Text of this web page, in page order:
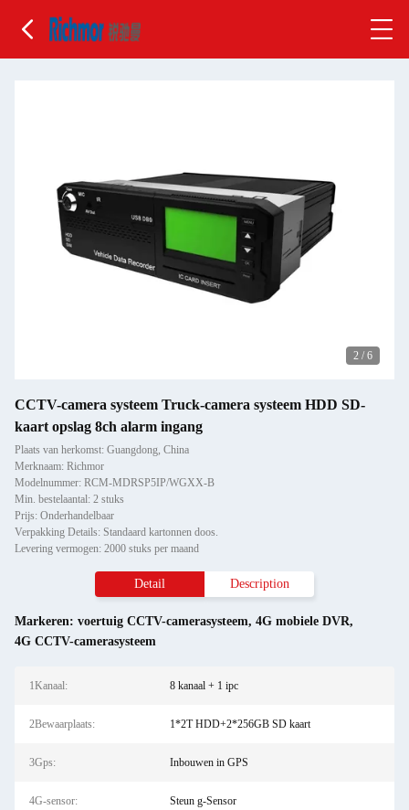
2 / 6
CCTV-camera systeem Truck-camera systeem HDD SD-
kaart opslag 8ch alarm ingang
Plaats van herkomst: Guangdong, China
Merknaam: Richmor
Modelnummer: RCM-MDRSP5IP/WGXX-B
Min. bestelaantal: 2 stuks
Prijs: Onderhandelbaar
Verpakking Details: Standaard kartonnen doos.
Levering vermogen: 2000 stuks per maand
Detail Description
Markeren: voertuig CCTV-camerasysteem, 4G mobiele DVR,
4G CCTV-camerasysteem
1Kanaal: 8 kanaal + 1 ipc
2Bewaarplaats: 1*2T HDD+2*256GB SD kaart
3Gps: Inbouwen in GPS
4G-sensor: Steun g-Sensor